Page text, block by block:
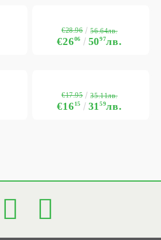
€2606 5097лв.
€28.96 56.64лв.
€1615 3159лв.
€17.95 35.11лв.